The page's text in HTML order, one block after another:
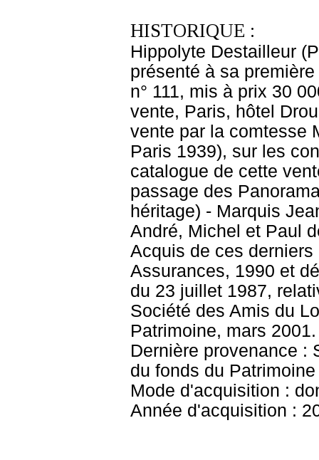
HISTORIQUE :
Hippolyte Destailleur
présenté à sa
n° 111, mis à prix 30
vente, Paris, hôtel
vente par la comtesse
Paris 1939), sur les
catalogue de cette
passage des
héritage) - Marquis
André, Michel et Paul
Acquis de ces
Assurances, 1990 et
du 23 juillet 1987,
Société des Amis du
Patrimoine, mars
Dernière provenance :
du fonds du Patrimoine
Mode d'acquisition :
Année d'acquisition :